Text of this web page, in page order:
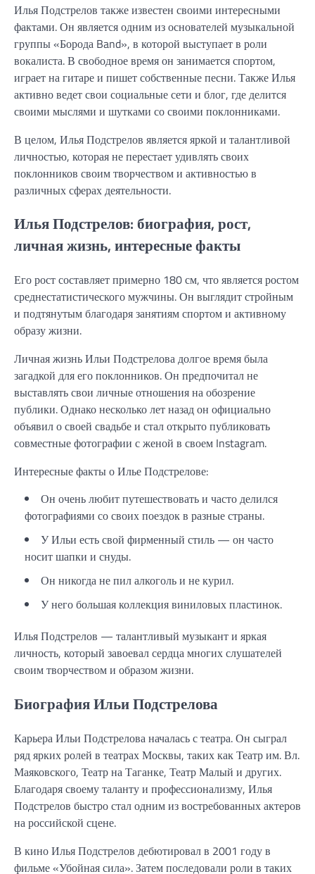
Илья Подстрелов также известен своими интересными
фактами. Он является одним из основателей музыкальной
группы «Борода Band», в которой выступает в роли
вокалиста. В свободное время он занимается спортом,
играет на гитаре и пишет собственные песни. Также Илья
активно ведет свои социальные сети и блог, где делится
своими мыслями и шутками со своими поклонниками.
В целом, Илья Подстрелов является яркой и талантливой
личностью, которая не перестает удивлять своих
поклонников своим творчеством и активностью в
различных сферах деятельности.
Илья Подстрелов: биография, рост,
личная жизнь, интересные факты
Его рост составляет примерно 180 см, что является ростом
среднестатистического мужчины. Он выглядит стройным
и подтянутым благодаря занятиям спортом и активному
образу жизни.
Личная жизнь Ильи Подстрелова долгое время была
загадкой для его поклонников. Он предпочитал не
выставлять свои личные отношения на обозрение
публики. Однако несколько лет назад он официально
объявил о своей свадьбе и стал открыто публиковать
совместные фотографии с женой в своем Instagram.
Интересные факты о Илье Подстрелове:
Он очень любит путешествовать и часто делился
фотографиями со своих поездок в разные страны.
У Ильи есть свой фирменный стиль — он часто
носит шапки и снуды.
Он никогда не пил алкоголь и не курил.
У него большая коллекция виниловых пластинок.
Илья Подстрелов — талантливый музыкант и яркая
личность, который завоевал сердца многих слушателей
своим творчеством и образом жизни.
Биография Ильи Подстрелова
Карьера Ильи Подстрелова началась с театра. Он сыграл
ряд ярких ролей в театрах Москвы, таких как Театр им. Вл.
Маяковского, Театр на Таганке, Театр Малый и других.
Благодаря своему таланту и профессионализму, Илья
Подстрелов быстро стал одним из востребованных актеров
на российской сцене.
В кино Илья Подстрелов дебютировал в 2001 году в
фильме «Убойная сила». Затем последовали роли в таких